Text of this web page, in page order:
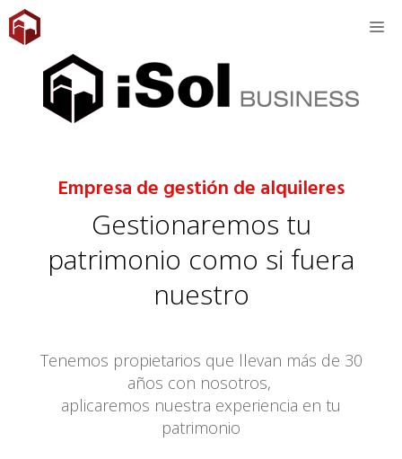
Saltar
al
contenido
Empresa de gestión de alquileres
Gestionaremos tu
patrimonio como si fuera
nuestro
Tenemos propietarios que llevan más de 30
años con nosotros,
aplicaremos nuestra experiencia en tu
patrimonio